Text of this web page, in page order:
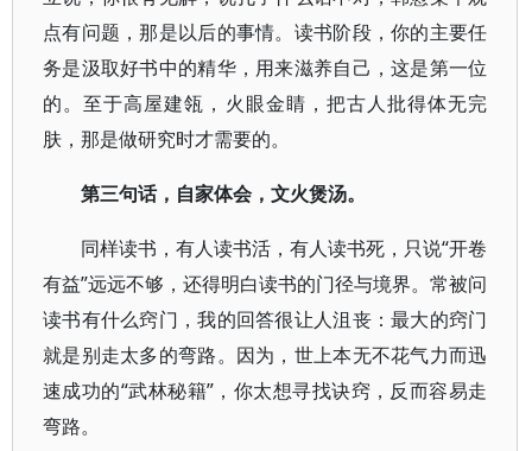
点有问题，那是以后的事情。读书阶段，你的主要任
务是汲取好书中的精华，用来滋养自己，这是第一位
的。至于高屋建瓴，火眼金睛，把古人批得体无完
肤，那是做研究时才需要的。
第三句话，自家体会，文火煲汤。
同样读书，有人读书活，有人读书死，只说“开卷
有益”远远不够，还得明白读书的门径与境界。常被问
读书有什么窍门，我的回答很让人沮丧：最大的窍门
就是别走太多的弯路。因为，世上本无不花气力而迅
速成功的“武林秘籍”，你太想寻找诀窍，反而容易走
弯路。